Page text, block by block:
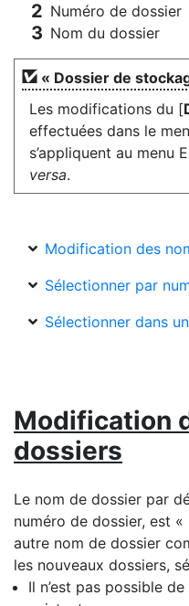
Numéro de dossier
Nom du dossier
« Dossier de
Les modifications du [
effectuées dans le
s’appliquent au menu
versa.
Modification des
Sélectionner par
Sélectionner dans
Modification
dossiers
Le nom de dossier par
numéro de dossier, est
autre nom de dossier
les nouveaux dossiers,
Il n’est pas possible